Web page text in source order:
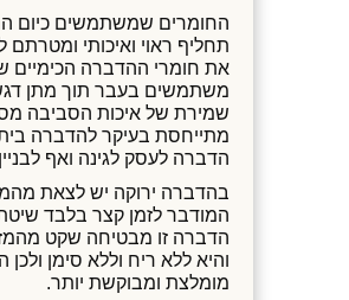
החומרים שמשתמשים כיום
תחליף ראוי ואיכותי ומטרתם
את חומרי ההדברה הכימיים
משתמשים בעבר תוך מתן
שמירת של איכות הסביבה
מתייחסת בעיקר להדברה
הדברה לעסק לגינה ואף
בהדברה ירוקה יש לצאת
המודבר לזמן קצר בלבד
הדברה זו מבטיחה שקט
והיא ללא ריח וללא סימן ולכן
מומלצת ומבוקשת יותר.